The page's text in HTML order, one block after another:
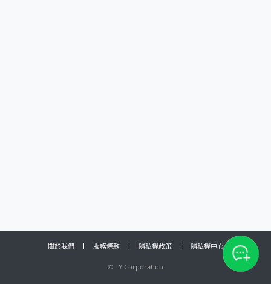
關於我們 服務條款 隱私權政策 隱私權中心
© LY Corporation